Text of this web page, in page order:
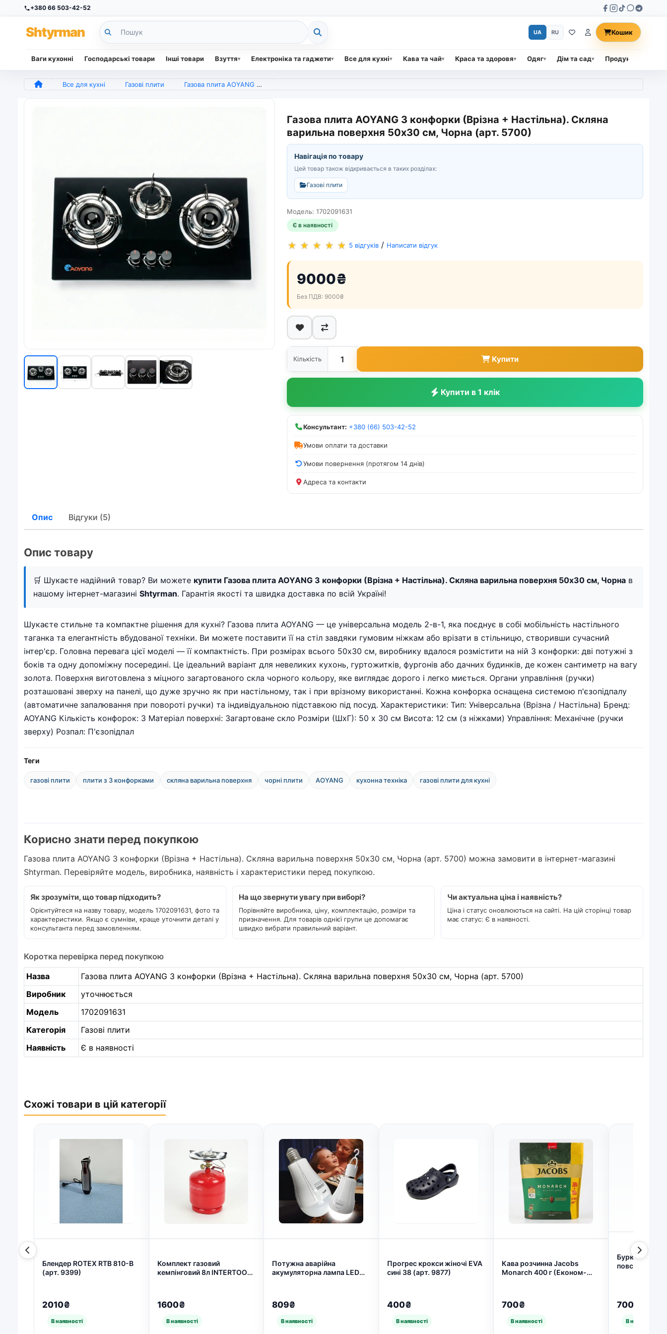
+380 66 503-42-52
Shtyrman
Ваги кухонні Господарські товари Інші товари Взуття Електроніка та гаджети Все для кухні Кава та чай Краса та здоровя Одяг Дім та сад Продукти
UA RU Кошик
Все для кухні Газові плити Газова плита AOYANG 3 конфорки (Врізна + Настільна). Скляна варильна поверхня 50х30 см, Чорна (арт. 5700)
Газова плита AOYANG 3 конфорки (Врізна + Настільна). Скляна
варильна поверхня 50х30 см, Чорна (арт. 5700)
Навігація по товару
Цей товар також відкривається в таких розділах:
Газові плити
Модель: 1702091631
Є в наявності
5 відгуків / Написати відгук
9000₴
Без ПДВ: 9000₴
Кількість Купити
Купити в 1 клік
Консультант: +380 (66) 503-42-52
Умови оплати та доставки
Умови повернення (протягом 14 днів)
Адреса та контакти
Опис Відгуки (5)
Опис товару
🛒 Шукаєте надійний товар? Ви можете купити Газова плита AOYANG 3 конфорки (Врізна + Настільна). Скляна варильна поверхня 50х30 см, Чорна в
нашому інтернет-магазині Shtyrman. Гарантія якості та швидка доставка по всій Україні!
Шукаєте стильне та компактне рішення для кухні? Газова плита AOYANG — це універсальна модель 2-в-1, яка поєднує в собі мобільність настільного
таганка та елегантність вбудованої техніки. Ви можете поставити її на стіл завдяки гумовим ніжкам або врізати в стільницю, створивши сучасний
інтер'єр. Головна перевага цієї моделі — її компактність. При розмірах всього 50х30 см, виробнику вдалося розмістити на ній 3 конфорки: дві потужні з
боків та одну допоміжну посередині. Це ідеальний варіант для невеликих кухонь, гуртожитків, фургонів або дачних будинків, де кожен сантиметр на вагу
золота. Поверхня виготовлена з міцного загартованого скла чорного кольору, яке виглядає дорого і легко миється. Органи управління (ручки)
розташовані зверху на панелі, що дуже зручно як при настільному, так і при врізному використанні. Кожна конфорка оснащена системою п'єзопідпалу
(автоматичне запалювання при повороті ручки) та індивідуальною підставкою під посуд. Характеристики: Тип: Універсальна (Врізна / Настільна) Бренд:
AOYANG Кількість конфорок: 3 Матеріал поверхні: Загартоване скло Розміри (ШхГ): 50 х 30 см Висота: 12 см (з ніжками) Управління: Механічне (ручки
зверху) Розпал: П'єзопідпал
Теги
газові плити плити з 3 конфорками скляна варильна поверхня чорні плити AOYANG кухонна техніка газові плити для кухні
Корисно знати перед покупкою
Газова плита AOYANG 3 конфорки (Врізна + Настільна). Скляна варильна поверхня 50х30 см, Чорна (арт. 5700) можна замовити в інтернет-магазині
Shtyrman. Перевіряйте модель, виробника, наявність і характеристики перед покупкою.
Як зрозуміти, що товар підходить?
Орієнтуйтеся на назву товару, модель 1702091631, фото та
характеристики. Якщо є сумніви, краще уточнити деталі у
консультанта перед замовленням.
На що звернути увагу при виборі?
Порівняйте виробника, ціну, комплектацію, розміри та
призначення. Для товарів однієї групи це допомагає
швидко вибрати правильний варіант.
Чи актуальна ціна і наявність?
Ціна і статус оновлюються на сайті. На цій сторінці товар
має статус: Є в наявності.
Коротка перевірка перед покупкою
Назва
Газова плита AOYANG 3 конфорки (Врізна + Настільна). Скляна варильна поверхня 50х30 см, Чорна (арт. 5700)
Виробник
уточнюється
Модель
1702091631
Категорія
Газові плити
Наявність
Є в наявності
Схожі товари в цій категорії
Блендер ROTEX RTB 810-B
(арт. 9399)
2010₴
Комплект газовий
кемпінговий 8л INTERTOOL.
1600₴
Потужна аварійна
акумуляторна лампа LED
809₴
Прогрес крокси жіночі EVA
сині 38 (арт. 9877)
400₴
Кава розчинна Jacobs
Monarch 400 г (Економ-
6437)
700₴
Бурки жіночі
повстяні на
700₴